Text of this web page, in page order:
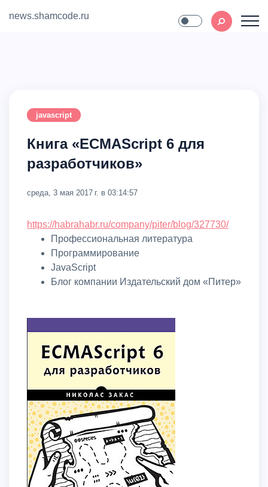
news.shamcode.ru
javascript
Книга «ECMAScript 6 для
разработчиков»
среда, 3 мая 2017 г. в 03:14:57
https://habrahabr.ru/company/piter/blog/327730/
Профессиональная литература
Программирование
JavaScript
Блог компании Издательский дом «Питер»